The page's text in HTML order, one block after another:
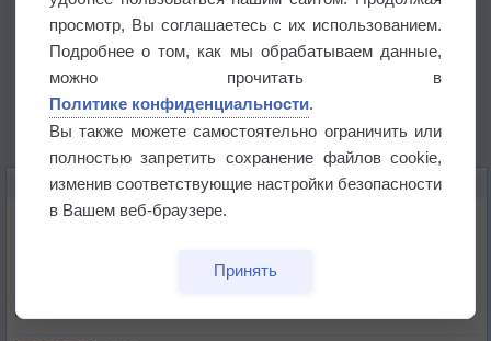
ЭТО ИНТЕРЕСНО
Почему северный загар цветом отличается от
Букет сирени вреден для здоровья
просмотр, Вы соглашаетесь с их использованием.
Подробнее о том, как мы обрабатываем данные,
можно прочитать в
Политике конфиденциальности.
Вы также можете самостоятельно ограничить или
полностью запретить сохранение файлов cookie,
изменив соответствующие настройки безопасности
в Вашем веб-браузере.
Принять